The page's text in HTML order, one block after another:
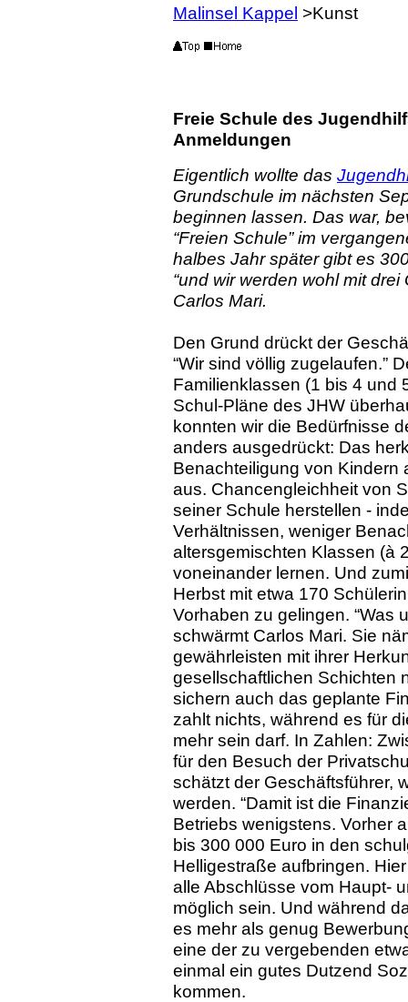
Malinsel Kappel >Kunst
Freie Schule des
Anmeldungen
Eigentlich wollte das
Grundschule im nächsten
beginnen lassen. Das war,
“Freien Schule” im
halbes Jahr später gibt es
“und wir werden wohl mit
Carlos Mari.
Den Grund drückt der
“Wir sind völlig zugelaufen.”
Familienklassen (1 bis 4 und
Schul-Pläne des JHW
konnten wir die Bedürfnisse
anders ausgedrückt: Das
Benachteiligung von Kindern
aus. Chancengleichheit von
seiner Schule herstellen -
Verhältnissen, weniger
altersgemischten Klassen (à
voneinander lernen. Und
Herbst mit etwa 170
Vorhaben zu gelingen. “Was
schwärmt Carlos Mari. Sie
gewährleisten mit ihrer
gesellschaftlichen Schichten
sichern auch das geplante
zahlt nichts, während es für
mehr sein darf. In Zahlen:
für den Besuch der
schätzt der Geschäftsführer,
werden. “Damit ist die
Betriebs wenigstens. Vorher
bis 300 000 Euro in den
Helligestraße aufbringen.
alle Abschlüsse vom Haupt-
möglich sein. Und während
es mehr als genug
eine der zu vergebenden
einmal ein gutes Dutzend
kommen.